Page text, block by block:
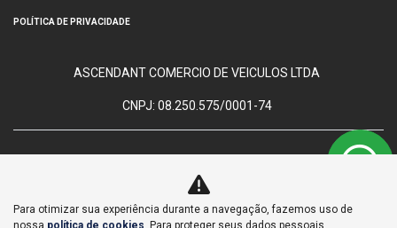
POLÍTICA DE PRIVACIDADE
ASCENDANT COMERCIO DE VEICULOS LTDA
CNPJ: 08.250.575/0001-74
No trânsito, enxergar o outro
Para otimizar sua experiência durante a navegação, fazemos uso de
nossa política de cookies . Para proteger seus dados pessoais